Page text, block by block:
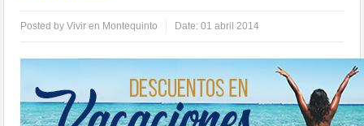
Posted byVivir en Montequinto Date:01 abril 2014